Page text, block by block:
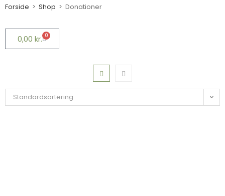
Forside > Shop > Donationer
0,00 kr. 0
Standardsortering